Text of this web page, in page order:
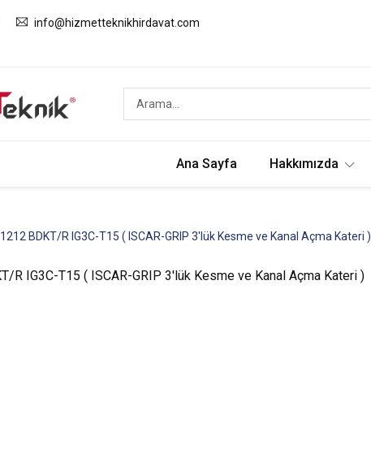
info@hizmetteknikhirdavat.com
Ana Sayfa Hakkımızda
1212 BDKT/R IG3C-T15 ( ISCAR-GRIP 3'lük Kesme ve Kanal Açma Kateri )